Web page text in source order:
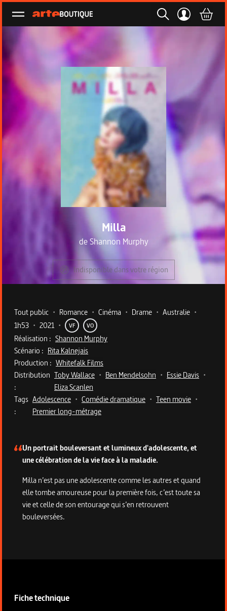
Ouvrir le menu
Milla
deShannon Murphy
Indisponible dans votre région
Metadata du programme
Tout public • Romance • Cinéma • Drame • Australie •
1h53 • 2021 • VF VO
Réalisation : Shannon Murphy
Scénario : Rita Kalnejais
Production : Whitefalk Films
Distribution
:
Toby Wallace • Ben Mendelsohn • Essie Davis •
Eliza Scanlen
Tags
:
Adolescence • Comédie dramatique • Teen movie •
Premier long-métrage
Un portrait bouleversant et lumineux d'adolescente, et
une célébration de la vie face à la maladie.
Milla n’est pas une adolescente comme les autres et quand
elle tombe amoureuse pour la première fois, c’est toute sa
vie et celle de son entourage qui s’en retrouvent
bouleversées.
Fiche technique